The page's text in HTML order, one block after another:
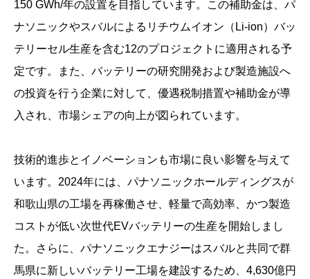
150 GWh/年の設置を目指しています。この補助金は、パ
ナソニックやスバルによるリチウムイオン（Li-ion）バッ
テリーセル生産を含む12のプロジェクトに適用される予
定です。また、バッテリーの研究開発および製造施設へ
の投資を行う企業に対して、優遇税制措置や補助金が導
入され、市場シェアの向上が図られています。
技術的進歩とイノベーションも市場に良い影響を与えて
います。2024年には、パナソニックホールディングスが
和歌山県の工場を再稼働させ、軽量で高効率、かつ製造
コストが低い次世代EVバッテリーの生産を開始しまし
た。さらに、パナソニックエナジーはスバルと共同で群
馬県に新しいバッテリー工場を建設するため、4,630億円